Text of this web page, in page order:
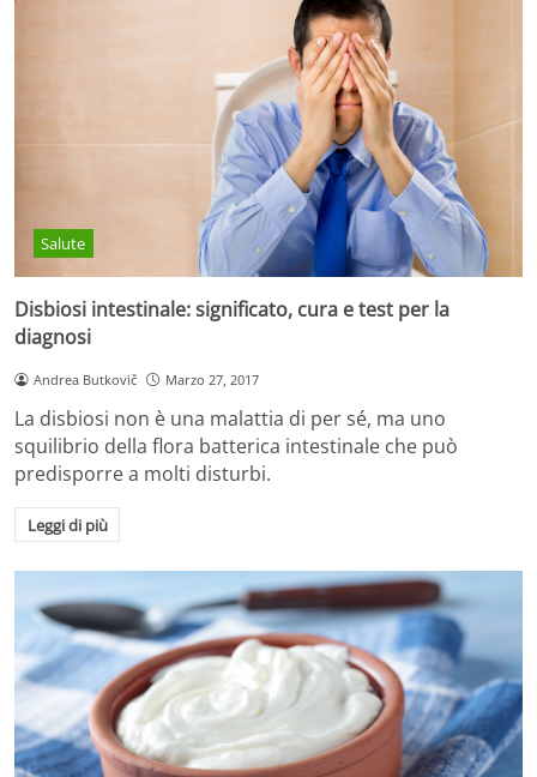
Salute
Disbiosi intestinale: significato, cura e test per la
diagnosi
Andrea Butkovič Marzo 27, 2017
La disbiosi non è una malattia di per sé, ma uno
squilibrio della flora batterica intestinale che può
predisporre a molti disturbi.
Leggi di più